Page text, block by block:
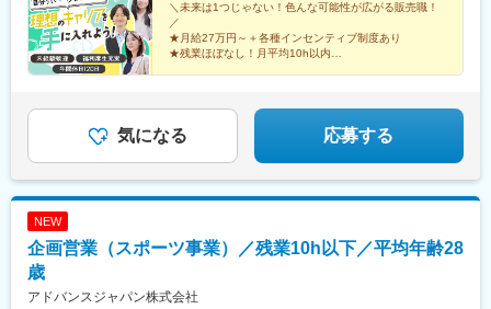
さつき平1-1-1MAGAドン・キホーテ三郷 B1F■テルルイトーヨー
カドー横浜別所店神奈川県横浜市南区別所1-14-1イトーヨーカド
ー横浜別所店1階■テルルそよら横浜高田店神奈川県横浜市港北区
高田西1-1-47 2階■テルルアリオ鷲宮店埼玉県久喜市久本寺谷田7-
＼未来は1つじゃない！色んな可能性が広がる販売職！
／
★月給27万円～＋各種インセンティブ制度あり
★残業ほぼなし！月平均10h以内
気になる 応募する
NEW
企画営業（スポーツ事業）／残業10h以下／平均年齢28
歳
アドバンスジャパン株式会社